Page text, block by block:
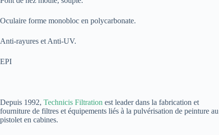
Oculaire forme monobloc en polycarbonate.
Anti-rayures et Anti-UV.
EPI
Depuis 1992, Technicis Filtration est leader dans la fabrication et
fourniture de filtres et équipements liés à la pulvérisation de peinture au
pistolet en cabines.